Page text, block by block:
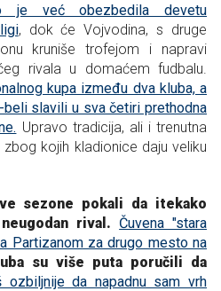
je već obezbedila devetu
, dok će Vojvodina, s druge
kruniše trofejom i napravi
rivala u domaćem fudbalu.
kupa između dva kluba, a
slavili u sva četiri prethodna
Upravo tradicija, ali i trenutna
kojih kladionice daju veliku
sezone pokali da itekako
rival. Čuvena "stara
Partizanom za drugo mesto na
su više puta poručili da
da napadnu sam vrh